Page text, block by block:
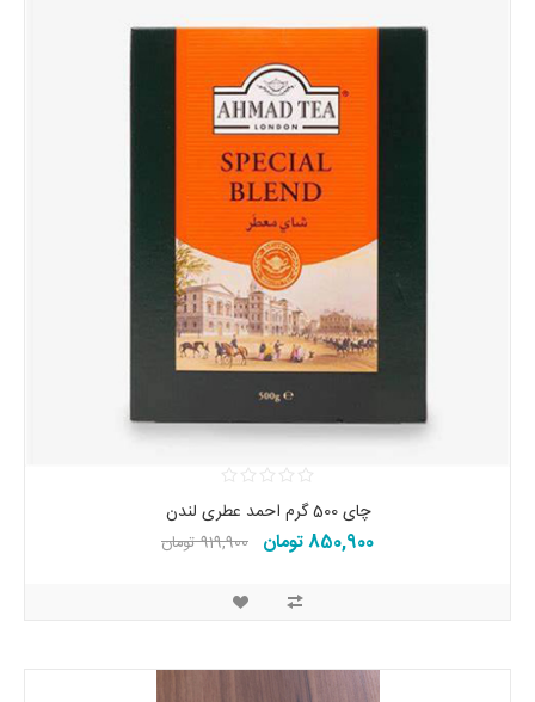
چای 500 گرم احمد عطری لندن
850,900 تومان 919,900 تومان